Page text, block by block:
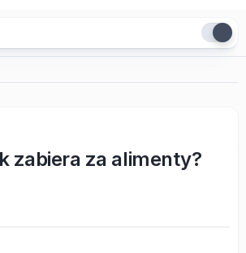
zabiera za alimenty?